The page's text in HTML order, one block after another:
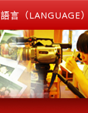
語言（LANGUAGE）